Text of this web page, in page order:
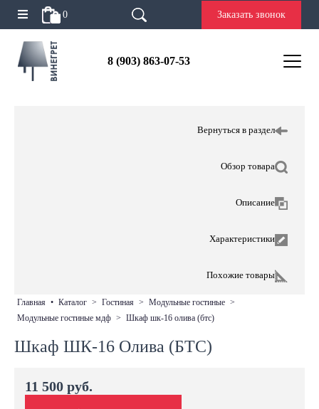
0 Заказать звонок
8 (903) 863-07-53
Вернуться в раздел
Обзор товара
Описание
Характеристики
Похожие товары
главная • каталог > гостиная > модульные гостиные >
модульные гостиные мдф > шкаф шк-16 олива (бтс)
Шкаф ШК-16 Олива (БТС)
11 500 руб.